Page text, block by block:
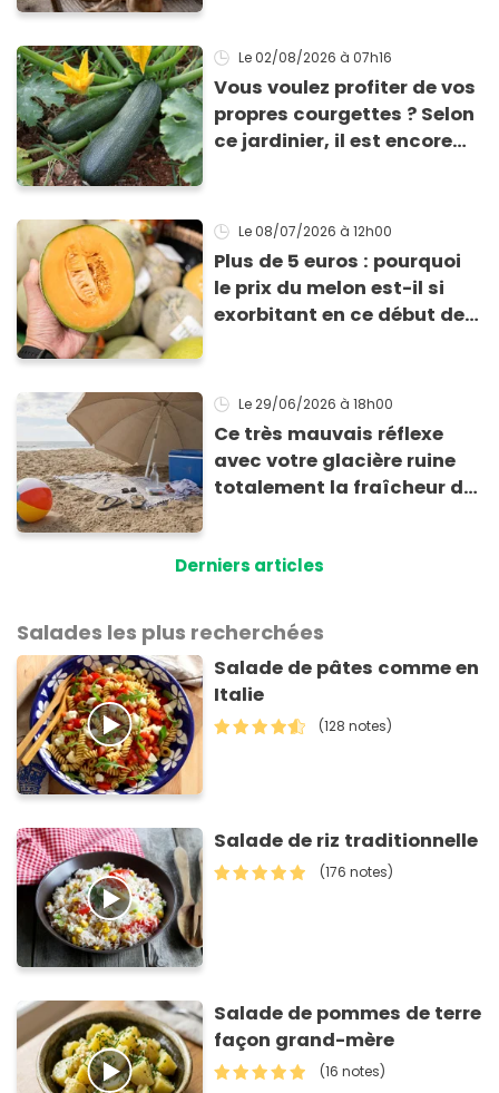
Le 02/08/2026 à 07h16
Vous voulez profiter de vos
propres courgettes ? Selon
ce jardinier, il est encore
l’été !
Le 08/07/2026 à 12h00
Plus de 5 euros : pourquoi
le prix du melon est-il si
exorbitant en ce début de
Le 29/06/2026 à 18h00
Ce très mauvais réflexe
avec votre glacière ruine
totalement la fraîcheur de
Derniers articles
Salades les plus recherchées
Salade de pâtes comme en
Italie
(128 notes)
Salade de riz traditionnelle
(176 notes)
Salade de pommes de terre
façon grand-mère
(16 notes)